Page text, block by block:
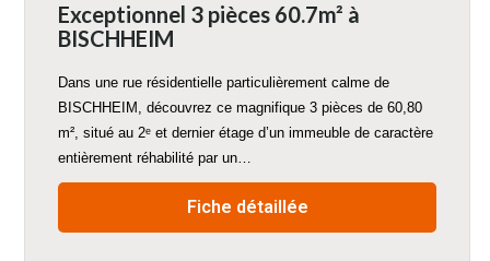
Exceptionnel 3 pièces 60.7m² à
BISCHHEIM
Dans une rue résidentielle particulièrement calme de
BISCHHEIM, découvrez ce magnifique 3 pièces de 60,80
m², situé au 2ᵉ et dernier étage d’un immeuble de caractère
entièrement réhabilité par un…
Fiche détaillée